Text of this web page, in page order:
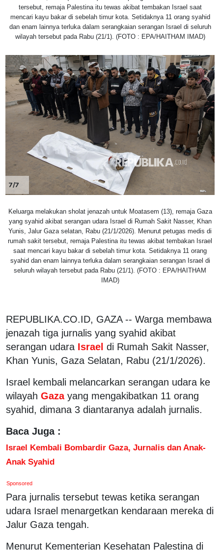
tersebut, remaja Palestina itu tewas akibat tembakan Israel saat
mencari kayu bakar di sebelah timur kota. Setidaknya 11 orang syahid
dan enam lainnya terluka dalam serangkaian serangan Israel di seluruh
wilayah tersebut pada Rabu (21/1). (FOTO : EPA/HAITHAM IMAD)
7/7
Keluarga melakukan sholat jenazah untuk Moatasem (13), remaja Gaza
yang syahid akibat serangan udara Israel di Rumah Sakit Nasser, Khan
Yunis, Jalur Gaza selatan, Rabu (21/1/2026). Menurut petugas medis di
rumah sakit tersebut, remaja Palestina itu tewas akibat tembakan Israel
saat mencari kayu bakar di sebelah timur kota. Setidaknya 11 orang
syahid dan enam lainnya terluka dalam serangkaian serangan Israel di
seluruh wilayah tersebut pada Rabu (21/1). (FOTO : EPA/HAITHAM
IMAD)
REPUBLIKA.CO.ID, GAZA -- Warga membawa
jenazah tiga jurnalis yang syahid akibat
serangan udaraIsrael di Rumah Sakit Nasser,
Khan Yunis, Gaza Selatan, Rabu (21/1/2026).
Israel kembali melancarkan serangan udara ke
wilayah Gaza yang mengakibatkan 11 orang
syahid, dimana 3 diantaranya adalah jurnalis.
Baca Juga :
Israel Kembali Bombardir Gaza, Jurnalis dan Anak-
Anak Syahid
Sponsored
Para jurnalis tersebut tewas ketika serangan
udara Israel menargetkan kendaraan mereka di
Jalur Gaza tengah.
Menurut Kementerian Kesehatan Palestina di